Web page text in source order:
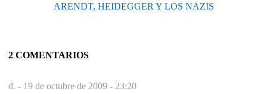
ARENDT, HEIDEGGER Y LOS NAZIS
2 COMENTARIOS
d. - 19 de octubre de 2009 - 23:20